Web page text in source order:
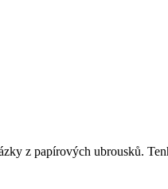
z papírových ubrousků.